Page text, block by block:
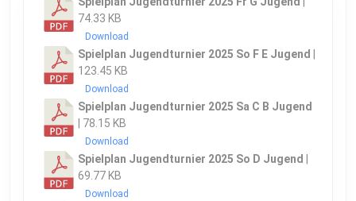
74.33 KB
Download
Spielplan Jugendturnier 2025 So F E Jugend
123.45 KB
Download
Spielplan Jugendturnier 2025 Sa C B Jugend
| 78.15 KB
Download
Spielplan Jugendturnier 2025 So D Jugend
69.77 KB
Download